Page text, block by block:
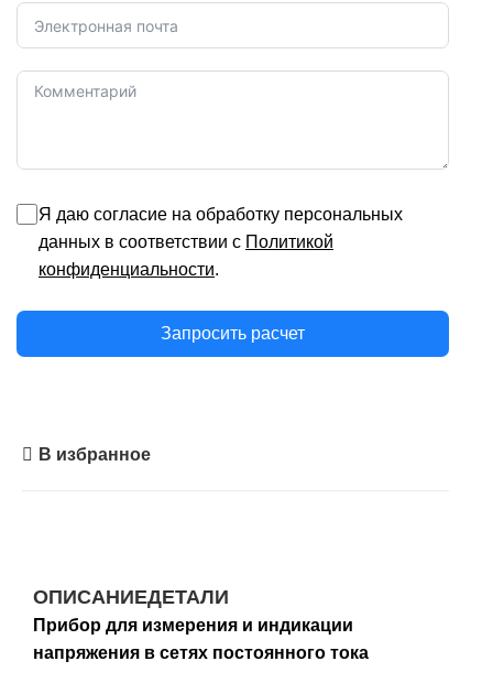
Я даю согласие на обработку персональных
данных в соответствии с Политикой
конфиденциальности.
Запросить расчет
В избранное
ОПИСАНИЕДЕТАЛИ
Прибор для измерения и индикации
напряжения в сетях постоянного тока